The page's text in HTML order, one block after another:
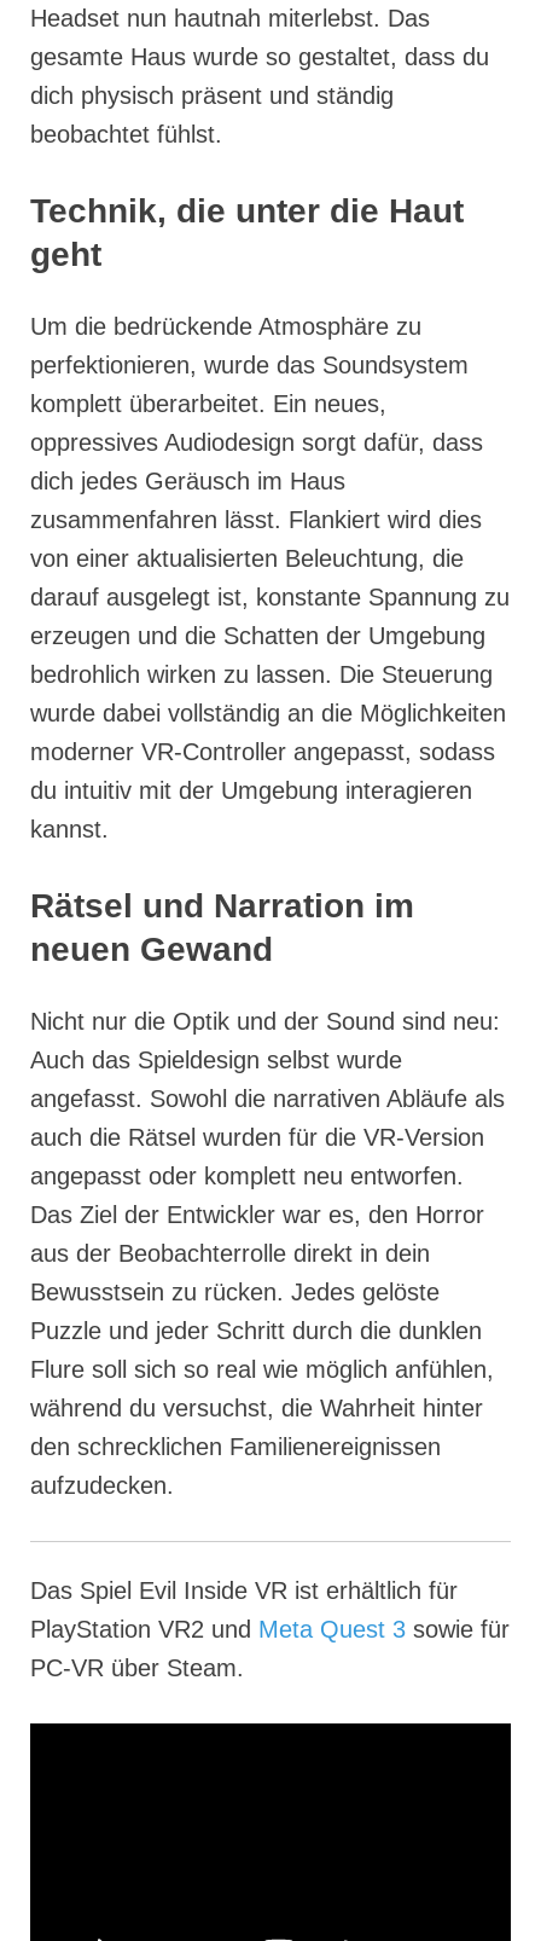
Headset nun hautnah miterlebst. Das
gesamte Haus wurde so gestaltet, dass du
dich physisch präsent und ständig
beobachtet fühlst.
Technik, die unter die Haut
geht
Um die bedrückende Atmosphäre zu
perfektionieren, wurde das Soundsystem
komplett überarbeitet. Ein neues,
oppressives Audiodesign sorgt dafür, dass
dich jedes Geräusch im Haus
zusammenfahren lässt. Flankiert wird dies
von einer aktualisierten Beleuchtung, die
darauf ausgelegt ist, konstante Spannung zu
erzeugen und die Schatten der Umgebung
bedrohlich wirken zu lassen. Die Steuerung
wurde dabei vollständig an die Möglichkeiten
moderner VR-Controller angepasst, sodass
du intuitiv mit der Umgebung interagieren
kannst.
Rätsel und Narration im
neuen Gewand
Nicht nur die Optik und der Sound sind neu:
Auch das Spieldesign selbst wurde
angefasst. Sowohl die narrativen Abläufe als
auch die Rätsel wurden für die VR-Version
angepasst oder komplett neu entworfen.
Das Ziel der Entwickler war es, den Horror
aus der Beobachterrolle direkt in dein
Bewusstsein zu rücken. Jedes gelöste
Puzzle und jeder Schritt durch die dunklen
Flure soll sich so real wie möglich anfühlen,
während du versuchst, die Wahrheit hinter
den schrecklichen Familienereignissen
aufzudecken.
Das Spiel Evil Inside VR ist erhältlich für
PlayStation VR2 und Meta Quest 3 sowie für
PC-VR über Steam.